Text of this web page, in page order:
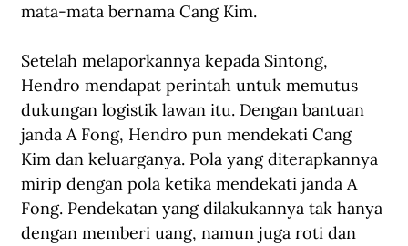
mata-mata bernama Cang Kim.
Setelah melaporkannya kepada Sintong,
Hendro mendapat perintah untuk memutus
dukungan logistik lawan itu. Dengan bantuan
janda A Fong, Hendro pun mendekati Cang
Kim dan keluarganya. Pola yang diterapkannya
mirip dengan pola ketika mendekati janda A
Fong. Pendekatan yang dilakukannya tak hanya
dengan memberi uang, namun juga roti dan